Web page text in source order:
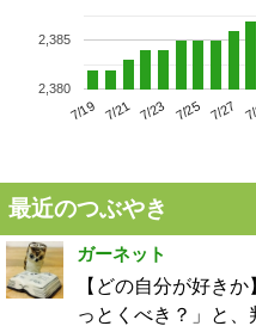
7/19 7/21 7/23 7/25 7/27
2,380
2,385
最近のつぶやき
ガーネット
【どの自分が好き
っとくべき？」と